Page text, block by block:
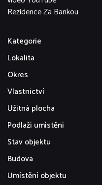
Rezidence Za Bankou
Kategorie
Lokalita
Okres
Vlastnictví
Užitná plocha
Podlaží umístění
Stav objektu
Budova
Umístění objektu